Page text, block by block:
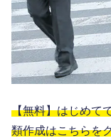
【無料】はじめて
類作成はこちらを